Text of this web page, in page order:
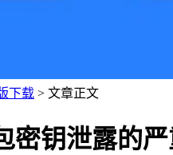
下载 > 文章正文
密钥泄露的